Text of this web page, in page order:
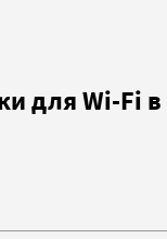
для Wi-Fi в